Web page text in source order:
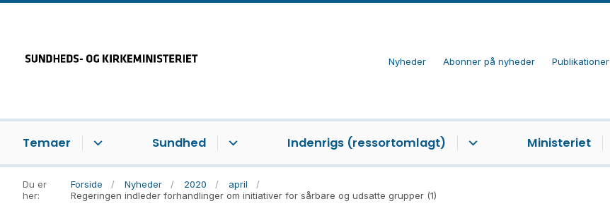
Nyheder Abonner på nyheder Publikationer
Temaer Sundhed Indenrigs (ressortomlagt) Ministeriet
Du er
her:
Forside Nyheder 2020
april
Regeringen indleder forhandlinger om initiativer for sårbare og udsatte grupper (1)